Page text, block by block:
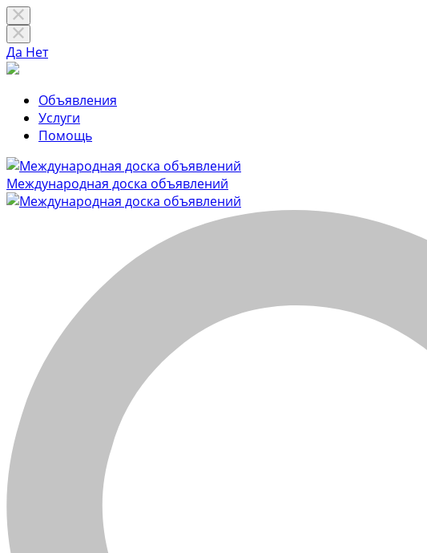
Да Нет
Объявления
Услуги
Помощь
Международная доска объявлений